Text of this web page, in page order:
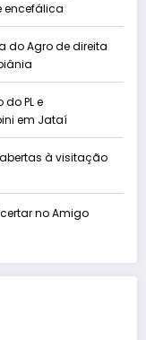
encefálica
do Agro de direita
PL e
em Jataí
à visitação
no Amigo